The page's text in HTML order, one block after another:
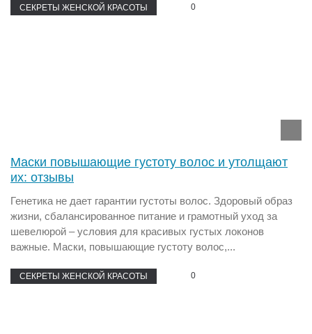
СЕКРЕТЫ ЖЕНСКОЙ КРАСОТЫ 0
Маски повышающие густоту волос и утолщают
их: отзывы
Генетика не дает гарантии густоты волос. Здоровый образ
жизни, сбалансированное питание и грамотный уход за
шевелюрой – условия для красивых густых локонов
важные. Маски, повышающие густоту волос,...
СЕКРЕТЫ ЖЕНСКОЙ КРАСОТЫ 0